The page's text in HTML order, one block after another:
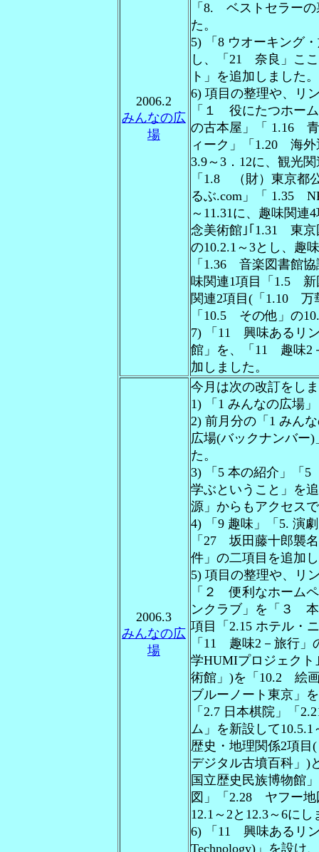
2006.2
みんなの広
場
「8. ベストセラー
た。
5) 「8 ウオーキング
し、「21 奈良」こ
ト」を追加しました。
6) 項目の整理や、リ
「１ 役にたつホー
の古本屋」「 1.16
ィーク」「1.20 海
3.9～3．12に、観光
「1.8 （財）東京都
るぶ.com」「 1.35
～11.31に、趣味関
念美術館｣｢1.31 東
の10.2.1～3とし、趣
「1.36 音楽図書館
味関連1項目「1.5 新
関連2項目(「1.10 万
「10.5 その他」の
7) 「11 興味あるリ
館」を、「11 趣味2
加しました。
2006.3
みんなの広
場
今月は次の改訂をし
1) 「1 みんなの広場
2) 前月分の「1 みん
広場(バックナンバー)
た。
3) 「5 本の紹介」「
学ぶということ」を
源」からもアクセス
4) 「9 趣味」「5. 演
「27 坂田藤十郎襲
件」の二項目を追加
5) 項目の整理や、リ
「２ 便利なホーム
ンクラブ」を「３ 本
項目「2.15 ホテル・
「11 趣味2－旅行」
学HUMIプロジェク
術館」)を「10.2 絵
ブルーノート東京」
「2.7 日本棋院」「
ム」を新設して
歴史・地理関係2項
デジタル古墳百科」)
国立歴史民族博物館
図」「2.28 ヤフー
12.1～2と12.3～6にし
6) 「11 興味あるリ
Technology)」を設け